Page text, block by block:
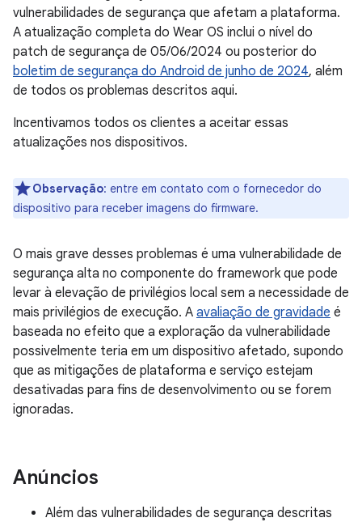
vulnerabilidades de segurança que afetam a plataforma.
A atualização completa do Wear OS inclui o nível do
patch de segurança de 05/06/2024 ou posterior do
boletim de segurança do Android de junho de 2024, além
de todos os problemas descritos aqui.
Incentivamos todos os clientes a aceitar essas
atualizações nos dispositivos.
Observação: entre em contato com o fornecedor do
dispositivo para receber imagens do firmware.
O mais grave desses problemas é uma vulnerabilidade de
segurança alta no componente do framework que pode
levar à elevação de privilégios local sem a necessidade de
mais privilégios de execução. A avaliação de gravidade é
baseada no efeito que a exploração da vulnerabilidade
possivelmente teria em um dispositivo afetado, supondo
que as mitigações de plataforma e serviço estejam
desativadas para fins de desenvolvimento ou se forem
ignoradas.
Anúncios
Além das vulnerabilidades de segurança descritas